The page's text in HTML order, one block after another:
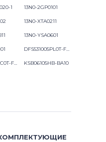
1 13N0-2GP0101
13N0-XTA0211
13N0-YSA0601
DFS531005PL0T-FB85
DFS531205PC0T-FB2W KSB06105HB-BA10